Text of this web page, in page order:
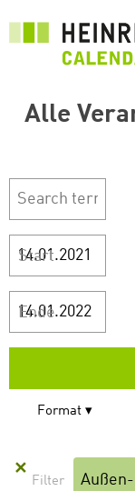
основного
Alle
Start
Ende
Format
✕